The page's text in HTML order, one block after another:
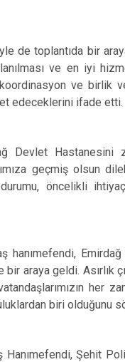
de toplantıda bir
ve en iyi
ve birlik
edeceklerini ifade etti.
Devlet
geçmiş olsun
öncelikli
araya geldi. Asırlık
her
biri olduğunu
Şehit